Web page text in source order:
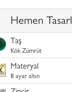
Hemen
Taş
Kök Zümrüt
Materyal
8 ayar altın